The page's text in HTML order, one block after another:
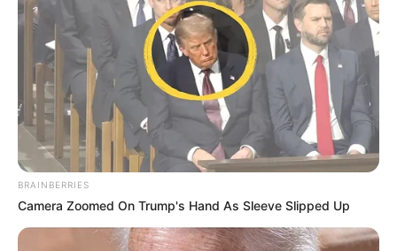
1 – 2 – 11 – 6 – 13
Meilleur pronostic QUINTÉ PRIX DES
LANDES
Paris-Courses.com : 1 – 7 – 5 – 2 – 11 – 8 – 6 – 13
Le Quinté du jour selon votre horoscope
BRAINBERRIES
Camera Zoomed On Trump's Hand As Sleeve Slipped Up